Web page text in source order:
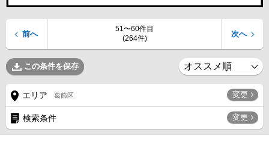
51〜60件目
(264件)
前へ 次へ
この条件を保存
エリア 葛飾区 変更
検索条件 変更